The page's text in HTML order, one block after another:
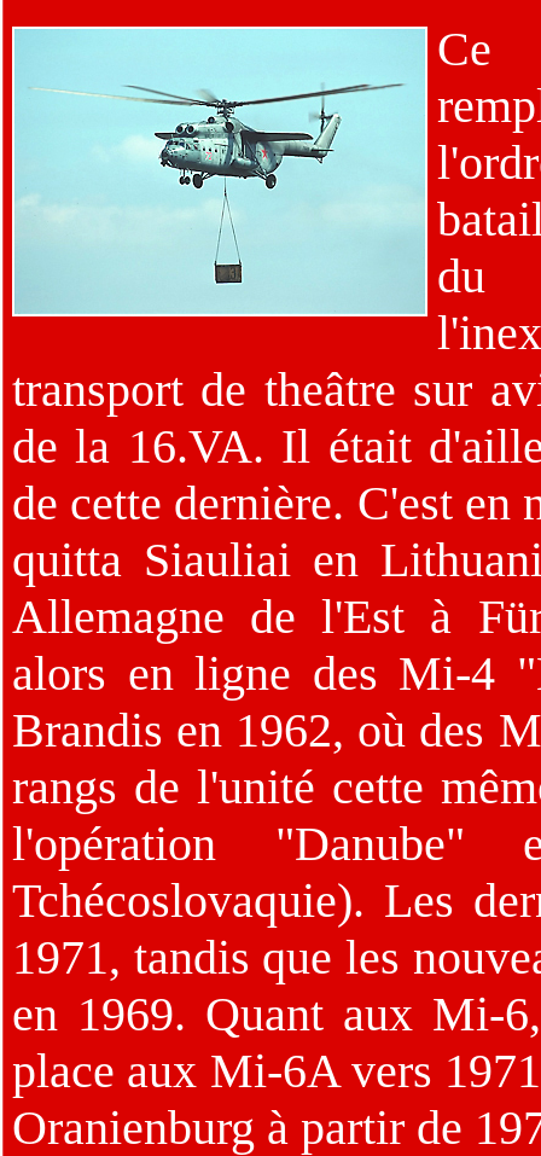
Ce
du
transport de theâtre sur
de la 16.VA. Il était
de cette dernière. C'est
quitta Siauliai en
Allemagne de l'Est à
alors en ligne des Mi-4
Brandis en 1962, où des
rangs de l'unité cette
l'opération
Tchécoslovaquie). Les
1971, tandis que les
en 1969. Quant aux Mi-
place aux Mi-6A vers
Oranienburg à partir de